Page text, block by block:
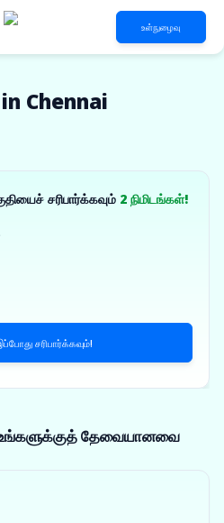
உள்நுழைவு
in Chennai
சரிபார்க்கவும் 2 நிமிடங்கள்!
சரிபார்க்கவும்!
தேவையானவை